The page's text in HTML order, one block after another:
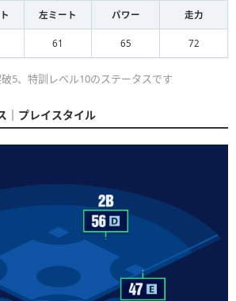
左ミート パワー 走力
61 65 72
5、特訓レベル10のステータスです
｜プレイスタイル